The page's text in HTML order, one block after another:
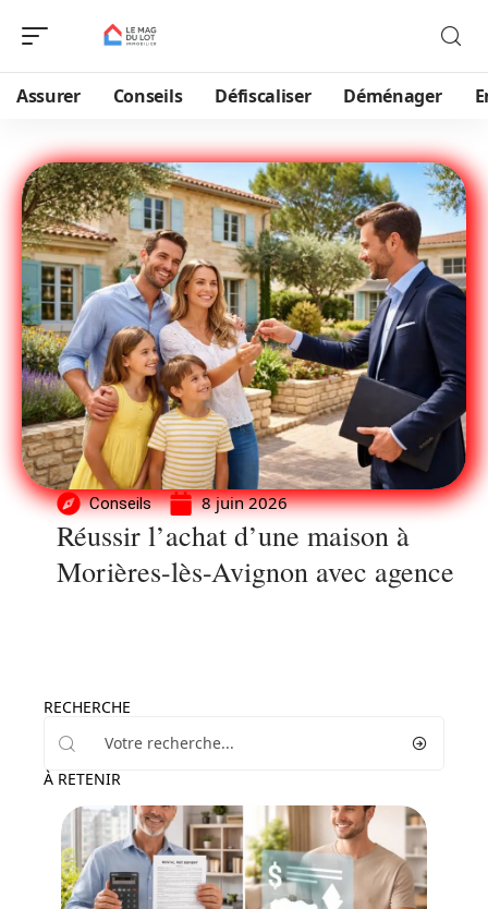
Assurer Conseils Défiscaliser Déménager
Conseils 8 juin 2026
Réussir l’achat d’une maison à
Morières-lès-Avignon avec agence
RECHERCHE
À RETENIR